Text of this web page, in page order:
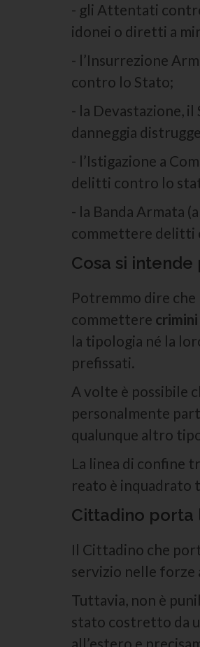
- gli Attentati
idonei o diretti a
- l’Insurrezione
contro lo Stato;
- la Devastazione, il
danneggia
- l’Istigazione a
delitti contro lo
- la Banda Armata
commettere delitti
Cosa si
Potremmo dire che
commettere
la tipologia né la
prefissati.
A volte è possibile
personalmente
qualunque altro
La linea di confine
reato è inquadrato
Cittadino porta
Il Cittadino che
servizio nelle forze
Tuttavia, non è
stato costretto da
all’estero e